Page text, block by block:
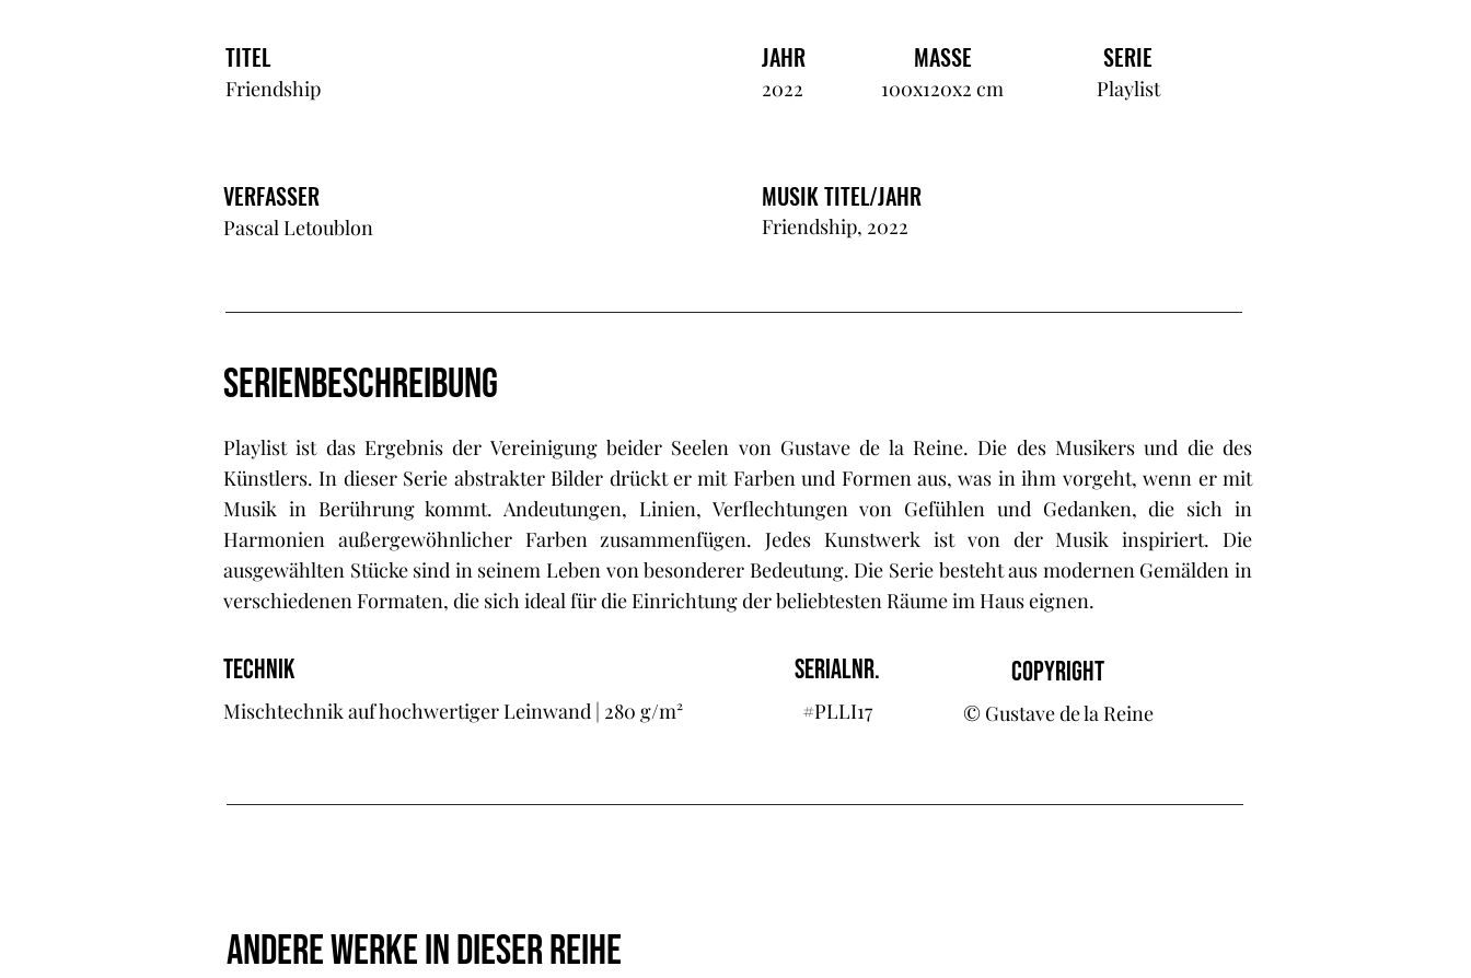
TITEL
Friendship
VERFASSER
Pascal Letoublon
JAHR
2022
MASSE
100x120x2 cm
SERIE
Playlist
MUSIK TITEL/JAHR
Friendship, 2022
SERIENBESCHREIBUNG
Playlist ist das Ergebnis der Vereinigung beider Seelen von Gustave de la Reine. Die des Musikers und die des
Künstlers. In dieser Serie abstrakter Bilder drückt er mit Farben und Formen aus, was in ihm vorgeht, wenn er mit
Musik in Berührung kommt. Andeutungen, Linien, Verflechtungen von Gefühlen und Gedanken, die sich in
Harmonien außergewöhnlicher Farben zusammenfügen. Jedes Kunstwerk ist von der Musik inspiriert. Die
ausgewählten Stücke sind in seinem Leben von besonderer Bedeutung. Die Serie besteht aus modernen Gemälden in
verschiedenen Formaten, die sich ideal für die Einrichtung der beliebtesten Räume im Haus eignen.
TECHNIK
Mischtechnik auf hochwertiger Leinwand | 280 g/m²
SERIALNR.
#PLLI17
COPYRIGHT
© Gustave de la Reine
ANDERE WERKE IN DIESER REIHE